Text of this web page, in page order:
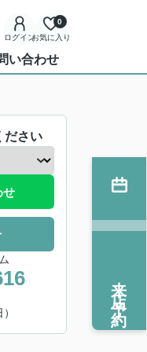
ログインお気に入り
0
い合わせ
ださい
せ
来店予約